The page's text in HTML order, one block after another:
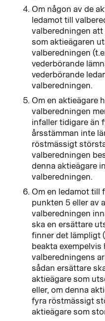
Om någon av de
ledamot till
valberedningen
som aktieägaren
valberedningen
vederbörande
vederbörande
valberedningen.
Om en aktieägare
valberedningen
infaller tidigare än
årsstämman inte
röstmässigt
valberedningen
denna aktieägare
valberedningen.
Om en ledamot till
punkten 5 eller av
valberedningen
ska en ersättare
finner det lämpligt
beakta exempelvis
valberedningens
sådan ersättare
aktieägare som
eller, om denna
fyra röstmässigt
aktieägare som